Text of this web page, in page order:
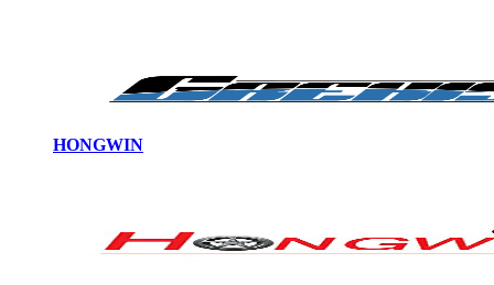
HONGWIN